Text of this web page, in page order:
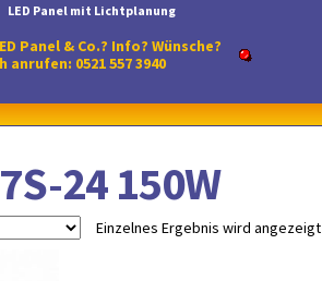
LED Panel mit Lichtplanung
Panel & Co.? Info? Wünsche?
anrufen: 0521 557 3940
24 150W
Einzelnes Ergebnis wird angezeigt